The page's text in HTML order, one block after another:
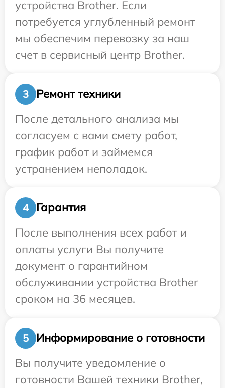
устройства Brother. Если
потребуется углубленный ремонт
мы обеспечим перевозку за наш
счет в сервисный центр Brother.
3
Ремонт техники
После детального анализа мы
согласуем с вами смету работ,
график работ и займемся
устранением неполадок.
4
Гарантия
После выполнения всех работ и
оплаты услуги Вы получите
документ о гарантийном
обслуживании устройства Brother
сроком на 36 месяцев.
5
Информирование о готовности
Вы получите уведомление о
готовности Вашей техники Brother,